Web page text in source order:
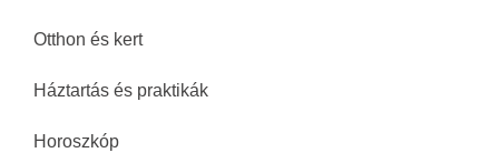
Otthon és kert
Háztartás és praktikák
Horoszkóp